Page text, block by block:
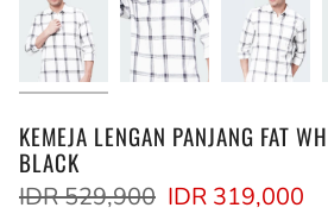
KEMEJA LENGAN PANJANG FAT
BLACK
Regular
IDR 529,900 IDR 319,000